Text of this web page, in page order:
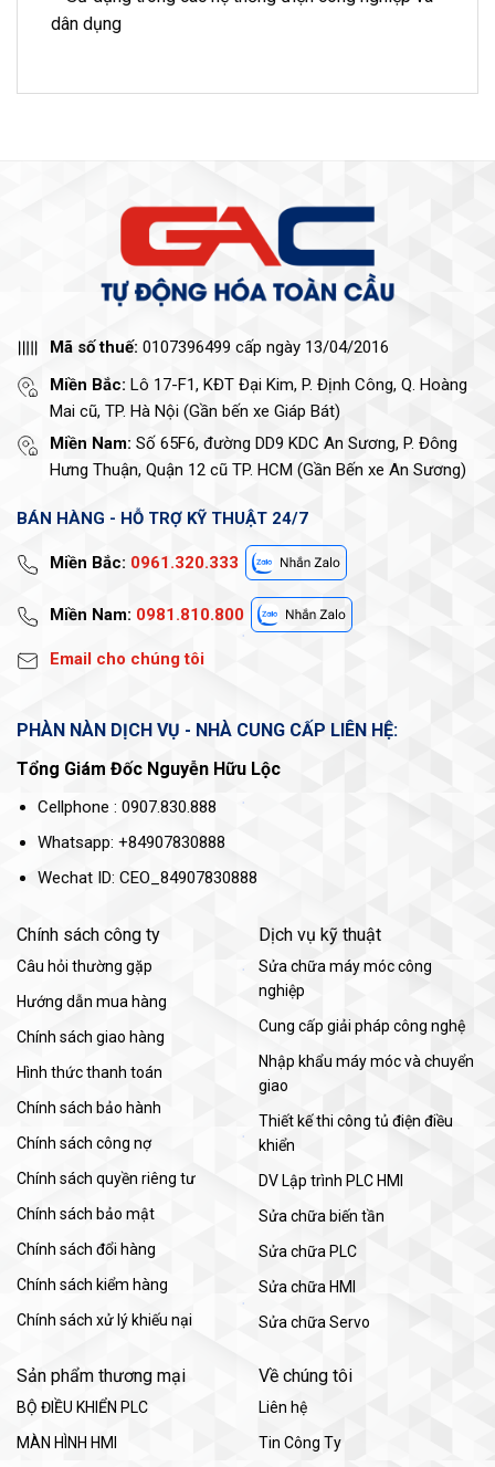
dân dụng
Mã số thuế: 0107396499 cấp ngày 13/04/2016
Miền Bắc: Lô 17-F1, KĐT Đại Kim, P. Định Công, Q. Hoàng
Mai cũ, TP. Hà Nội (Gần bến xe Giáp Bát)
Miền Nam: Số 65F6, đường DD9 KDC An Sương, P. Đông
Hưng Thuận, Quận 12 cũ TP. HCM (Gần Bến xe An Sương)
BÁN HÀNG - HỖ TRỢ KỸ THUẬT 24/7
Miền Bắc: 0961.320.333
Miền Nam: 0981.810.800
Email cho chúng tôi
PHÀN NÀN DỊCH VỤ - NHÀ CUNG CẤP LIÊN HỆ:
Tổng Giám Đốc Nguyễn Hữu Lộc
Cellphone : 0907.830.888
Whatsapp: +84907830888
Wechat ID: CEO_84907830888
Chính sách công ty
Câu hỏi thường gặp
Hướng dẫn mua hàng
Chính sách giao hàng
Hình thức thanh toán
Chính sách bảo hành
Chính sách công nợ
Chính sách quyền riêng tư
Chính sách bảo mật
Chính sách đổi hàng
Chính sách kiểm hàng
Chính sách xử lý khiếu nại
Dịch vụ kỹ thuật
Sửa chữa máy móc công
nghiệp
Cung cấp giải pháp công nghệ
Nhập khẩu máy móc và chuyển
giao
Thiết kế thi công tủ điện điều
khiển
DV Lập trình PLC HMI
Sửa chữa biến tần
Sửa chữa PLC
Sửa chữa HMI
Sửa chữa Servo
Sản phẩm thương mại
BỘ ĐIỀU KHIỂN PLC
MÀN HÌNH HMI
Về chúng tôi
Liên hệ
Tin Công Ty